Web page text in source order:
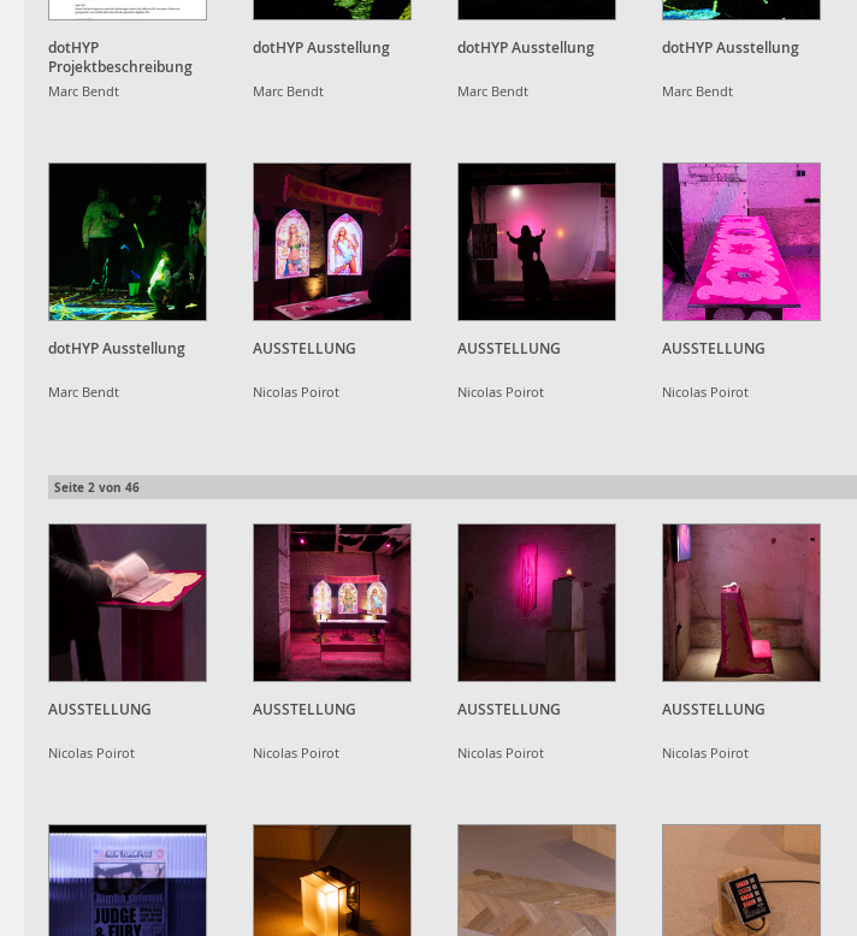
dotHYP
Projektbeschreibung
Marc Bendt
dotHYP Ausstellung
Marc Bendt
dotHYP Ausstellung
Marc Bendt
dotHYP Ausstellung
Marc Bendt
dotHYP Ausstellung
Marc Bendt
AUSSTELLUNG
Nicolas Poirot
AUSSTELLUNG
Nicolas Poirot
AUSSTELLUNG
Nicolas Poirot
Seite 2 von 46
AUSSTELLUNG
Nicolas Poirot
AUSSTELLUNG
Nicolas Poirot
AUSSTELLUNG
Nicolas Poirot
AUSSTELLUNG
Nicolas Poirot